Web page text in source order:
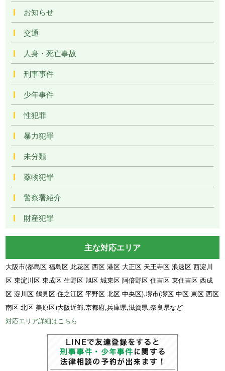
お知らせ
交通
人身・死亡事故
刑事事件
少年事件
性犯罪
暴力犯罪
未分類
薬物犯罪
警察署紹介
財産犯罪
主な対応エリア
大阪市(都島区 福島区 此花区 西区 港区 大正区 天王寺区 浪速区 西淀川
区 東淀川区 東成区 生野区 旭区 城東区 阿倍野区 住吉区 東住吉区 西成
区 淀川区 鶴見区 住之江区 平野区 北区 中央区),堺市(堺区 中区 東区 西区
南区 北区 美原区)大阪近郊,京都府,兵庫県,滋賀県,奈良県など
対応エリア詳細はこちら